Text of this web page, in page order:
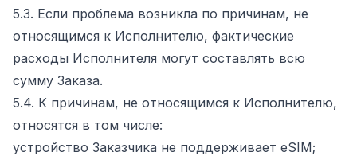
5.3. Если проблема возникла по причинам, не
относящимся к Исполнителю, фактические
расходы Исполнителя могут составлять всю
сумму Заказа.
5.4. К причинам, не относящимся к Исполнителю,
относятся в том числе:
устройство Заказчика не поддерживает eSIM;